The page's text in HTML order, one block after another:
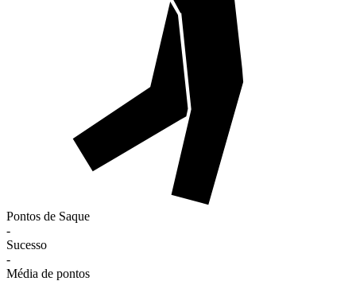
Pontos de Saque
-
Sucesso
-
Média de pontos